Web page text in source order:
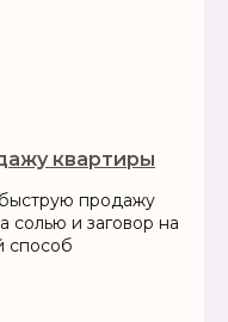
квартиры
продажу
солью и заговор на
способ